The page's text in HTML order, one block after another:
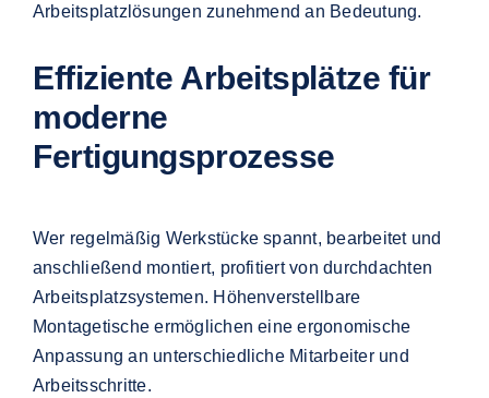
Arbeitsplatzlösungen zunehmend an Bedeutung.
Effiziente Arbeitsplätze für
moderne
Fertigungsprozesse
Wer regelmäßig Werkstücke spannt, bearbeitet und
anschließend montiert, profitiert von durchdachten
Arbeitsplatzsystemen. Höhenverstellbare
Montagetische ermöglichen eine ergonomische
Anpassung an unterschiedliche Mitarbeiter und
Arbeitsschritte.